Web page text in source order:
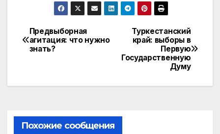
Навигация
по
Туркестанский
край: выборы в
Первую
Государственную
Думу
Предвыборная
агитация: что нужно
знать?
Похожие сообщения